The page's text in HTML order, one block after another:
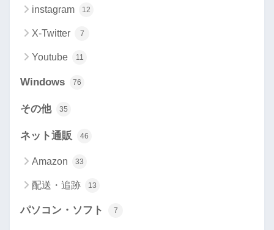
instagram 12
X-Twitter 7
Youtube 11
Windows 76
その他 35
ネット通販 46
Amazon 33
配送・追跡 13
パソコン・ソフト 7